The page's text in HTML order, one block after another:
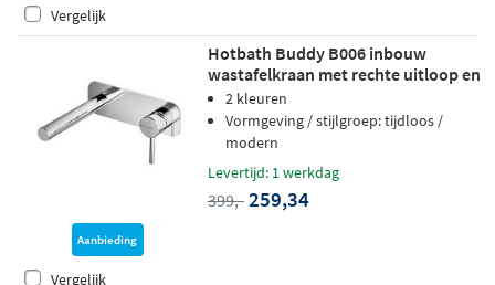
Vergelijk
Aanbieding
Hotbath Buddy B006 inbouw
wastafelkraan met rechte uitloop en
achterplaat chroom
2 kleuren
Vormgeving / stijlgroep: tijdloos /
modern
Levertijd: 1 werkdag
399,- 259,34
Vergelijk